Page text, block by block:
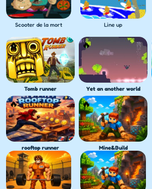
Scooter de la mort Line up
Tomb runner Yet an another world
rooftop runner Mine&Build